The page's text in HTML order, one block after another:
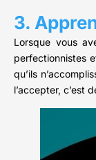
3.
Lorsque vous
perfectionnistes
qu’ils
l’accepter, c’est